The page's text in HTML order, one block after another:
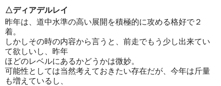
△ディアデルレイ
昨年は、道中水準の高い展開を積極的に攻める格好で２
着。
しかしその時の内容から言うと、前走でもう少し出来てい
て欲しいし、昨年
ほどのレベルにあるかどうかは微妙。
可能性としては当然考えておきたい存在だが、今年は斤量
も増えているし、